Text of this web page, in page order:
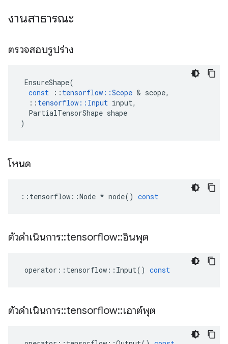
งานสาธารณะ
ตรวจสอบรูปร่าง
EnsureShape(
const
:: tensorflow ::Scope & scope,
:: tensorflow :: Input input,
PartialTensorShape shape
)
โหนด
:: tensorflow ::Node * node() const
ตัวดำเนินการ::tensorflow::อินพุต
operator :: tensorflow :: Input() const
ตัวดำเนินการ::tensorflow::เอาต์พุต